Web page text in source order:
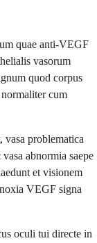
quae anti-VEGF
vasorum
quod corpus
cum
problematica
abnormia saepe
et visionem
VEGF signa
oculi tui directe in